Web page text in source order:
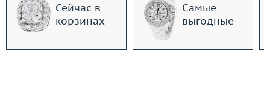
Сейчас в
корзинах
Самые
выгодные